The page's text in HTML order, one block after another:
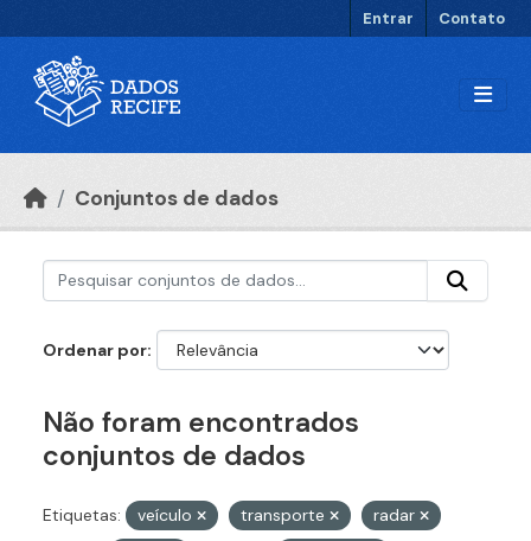
Entrar Contato
Conjuntos de dados
Ordenar por
Não foram encontrados
conjuntos de dados
Etiquetas: veículo transporte
radar